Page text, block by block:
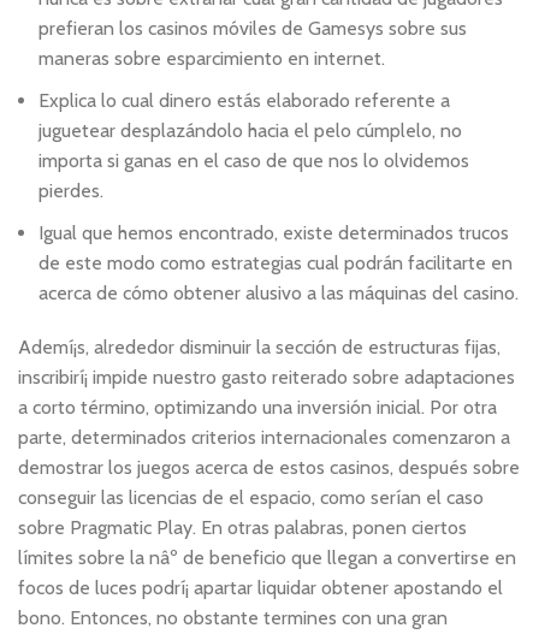
prefieran los casinos móviles de Gamesys sobre sus
maneras sobre esparcimiento en internet.
Explica lo cual dinero estás elaborado referente a
juguetear desplazándolo hacia el pelo cúmplelo, no
importa si ganas en el caso de que nos lo olvidemos
pierdes.
Igual que hemos encontrado, existe determinados trucos
de este modo­ como estrategias cual podrán facilitarte en
acerca de cómo obtener alusivo a las máquinas del casino.
Ademí¡s, alrededor disminuir la sección de estructuras fijas,
inscribirí¡ impide nuestro gasto reiterado sobre adaptaciones
a corto término, optimizando una inversión inicial. Por otra
parte, determinados criterios internacionales comenzaron a
demostrar los juegos acerca de estos casinos, después sobre
conseguir las licencias de el espacio, como serí­an el caso
sobre Pragmatic Play. En otras palabras, ponen ciertos
límites sobre la nâº de beneficio que llegan a convertirse en
focos de luces podrí¡ apartar liquidar obtener apostando el
bono. Entonces, no obstante termines con una gran